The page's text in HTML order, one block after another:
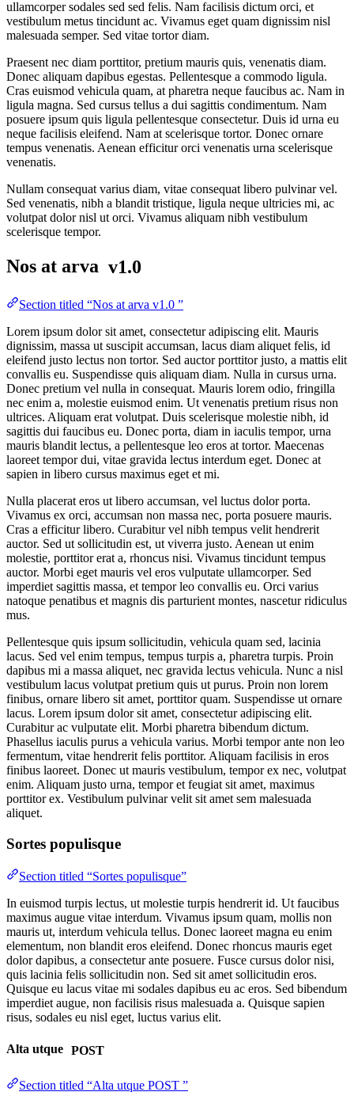
ullamcorper sodales sed sed felis. Nam facilisis dictum orci, et
vestibulum metus tincidunt ac. Vivamus eget quam dignissim nisl
malesuada semper. Sed vitae tortor diam.
Praesent nec diam porttitor, pretium mauris quis, venenatis diam.
Donec aliquam dapibus egestas. Pellentesque a commodo ligula.
Cras euismod vehicula quam, at pharetra neque faucibus ac. Nam in
ligula magna. Sed cursus tellus a dui sagittis condimentum. Nam
posuere ipsum quis ligula pellentesque consectetur. Duis id urna eu
neque facilisis eleifend. Nam at scelerisque tortor. Donec ornare
tempus venenatis. Aenean efficitur orci venenatis urna scelerisque
venenatis.
Nullam consequat varius diam, vitae consequat libero pulvinar vel.
Sed venenatis, nibh a blandit tristique, ligula neque ultricies mi, ac
volutpat dolor nisl ut orci. Vivamus aliquam nibh vestibulum
scelerisque tempor.
Nos at arva v1.0
Section titled “Nos at arva v1.0 ”
Lorem ipsum dolor sit amet, consectetur adipiscing elit. Mauris
dignissim, massa ut suscipit accumsan, lacus diam aliquet felis, id
eleifend justo lectus non tortor. Sed auctor porttitor justo, a mattis elit
convallis eu. Suspendisse quis aliquam diam. Nulla in cursus urna.
Donec pretium vel nulla in consequat. Mauris lorem odio, fringilla
nec enim a, molestie euismod enim. Ut venenatis pretium risus non
ultrices. Aliquam erat volutpat. Duis scelerisque molestie nibh, id
sagittis dui faucibus eu. Donec porta, diam in iaculis tempor, urna
mauris blandit lectus, a pellentesque leo eros at tortor. Maecenas
laoreet tempor dui, vitae gravida lectus interdum eget. Donec at
sapien in libero cursus maximus eget et mi.
Nulla placerat eros ut libero accumsan, vel luctus dolor porta.
Vivamus ex orci, accumsan non massa nec, porta posuere mauris.
Cras a efficitur libero. Curabitur vel nibh tempus velit hendrerit
auctor. Sed ut sollicitudin est, ut viverra justo. Aenean ut enim
molestie, porttitor erat a, rhoncus nisi. Vivamus tincidunt tempus
auctor. Morbi eget mauris vel eros vulputate ullamcorper. Sed
imperdiet sagittis massa, et tempor leo convallis eu. Orci varius
natoque penatibus et magnis dis parturient montes, nascetur ridiculus
mus.
Pellentesque quis ipsum sollicitudin, vehicula quam sed, lacinia
lacus. Sed vel enim tempus, tempus turpis a, pharetra turpis. Proin
dapibus mi a massa aliquet, nec gravida lectus vehicula. Nunc a nisl
vestibulum lacus volutpat pretium quis ut purus. Proin non lorem
finibus, ornare libero sit amet, porttitor quam. Suspendisse ut ornare
lacus. Lorem ipsum dolor sit amet, consectetur adipiscing elit.
Curabitur ac vulputate elit. Morbi pharetra bibendum dictum.
Phasellus iaculis purus a vehicula varius. Morbi tempor ante non leo
fermentum, vitae hendrerit felis porttitor. Aliquam facilisis in eros
finibus laoreet. Donec ut mauris vestibulum, tempor ex nec, volutpat
enim. Aliquam justo urna, tempor et feugiat sit amet, maximus
porttitor ex. Vestibulum pulvinar velit sit amet sem malesuada
aliquet.
Sortes populisque
Section titled “Sortes populisque”
In euismod turpis lectus, ut molestie turpis hendrerit id. Ut faucibus
maximus augue vitae interdum. Vivamus ipsum quam, mollis non
mauris ut, interdum vehicula tellus. Donec laoreet magna eu enim
elementum, non blandit eros eleifend. Donec rhoncus mauris eget
dolor dapibus, a consectetur ante posuere. Fusce cursus dolor nisi,
quis lacinia felis sollicitudin non. Sed sit amet sollicitudin eros.
Quisque eu lacus vitae mi sodales dapibus eu ac eros. Sed bibendum
imperdiet augue, non facilisis risus malesuada a. Quisque sapien
risus, sodales eu nisl eget, luctus varius elit.
Alta utque POST
Section titled “Alta utque POST ”